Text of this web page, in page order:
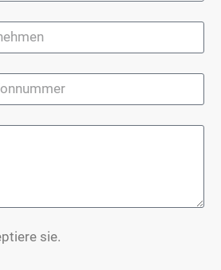
sie.